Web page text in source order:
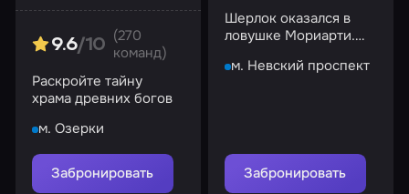
9.6/10
(270
команд)
Раскройте тайну
храма древних богов
м. Озерки
Забронировать
Шерлок оказался в
ловушке Мориарти.
ключа и спасите
м. Невский проспект
Забронировать